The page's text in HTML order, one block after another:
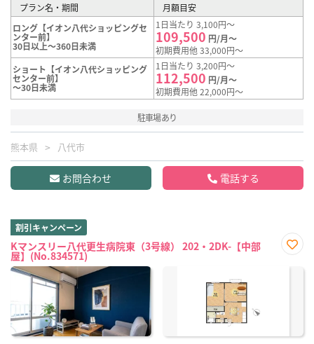
プラン名・期間
月額目安
ロング【イオン八代ショッピングセ
ンター前】
30日以上～360日未満
1日当たり 3,100円～
109,500 円/月～
初期費用他 33,000円～
ショート【イオン八代ショッピング
センター前】
～30日未満
1日当たり 3,200円～
112,500 円/月～
初期費用他 22,000円～
駐車場あり
熊本県 八代市
お問合わせ 電話する
割引キャンペーン
Kマンスリー八代更生病院東（3号線） 202・2DK-【中部
屋】(No.834571)
に入